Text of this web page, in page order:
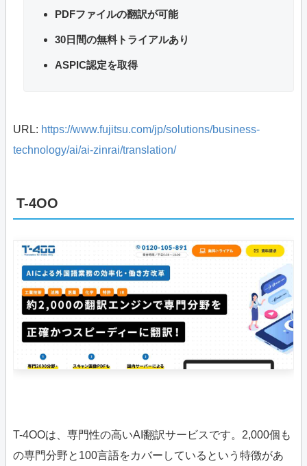
PDFファイルの翻訳が可能
30日間の無料トライアルあり
ASPIC認定を取得
URL: https://www.fujitsu.com/jp/solutions/business-
technology/ai/ai-zinrai/translation/
T-4OO
T-4OOは、専門性の高いAI翻訳サービスです。2,000個も
の専門分野と100言語をカバーしているという特徴があ